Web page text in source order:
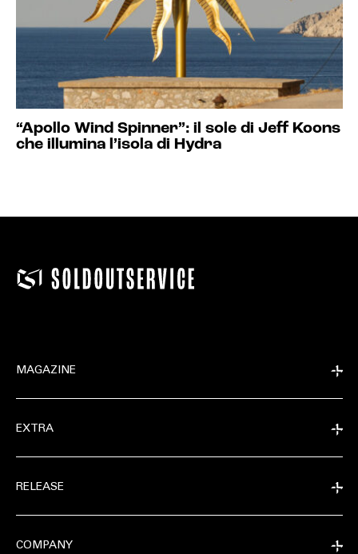
“Apollo Wind Spinner”: il sole di Jeff Koons
che illumina l’isola di Hydra
MAGAZINE
EXTRA
RELEASE
COMPANY